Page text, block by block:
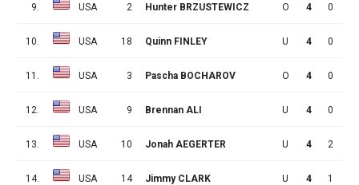
9. USA 2 Hunter BRZUSTEWICZ O 4 0
10. USA 18 Quinn FINLEY U 4 0
11. USA 3 Pascha BOCHAROV O 4 0
12. USA 9 Brennan ALI U 4 0
13. USA 10 Jonah AEGERTER U 4 2
14. USA 14 Jimmy CLARK U 4 1